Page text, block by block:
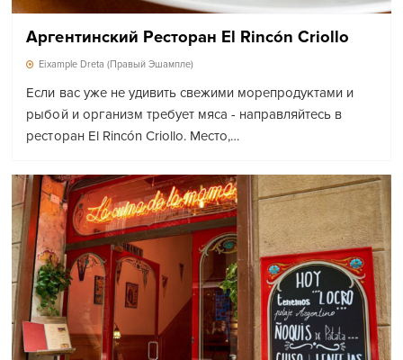
Аргентинский Ресторан El Rincón Criollo
Eixample Dreta (Правый Эшампле)
Если вас уже не удивить свежими морепродуктами и
рыбой и организм требует мяса - направляйтесь в
ресторан El Rincón Criollo. Место,…